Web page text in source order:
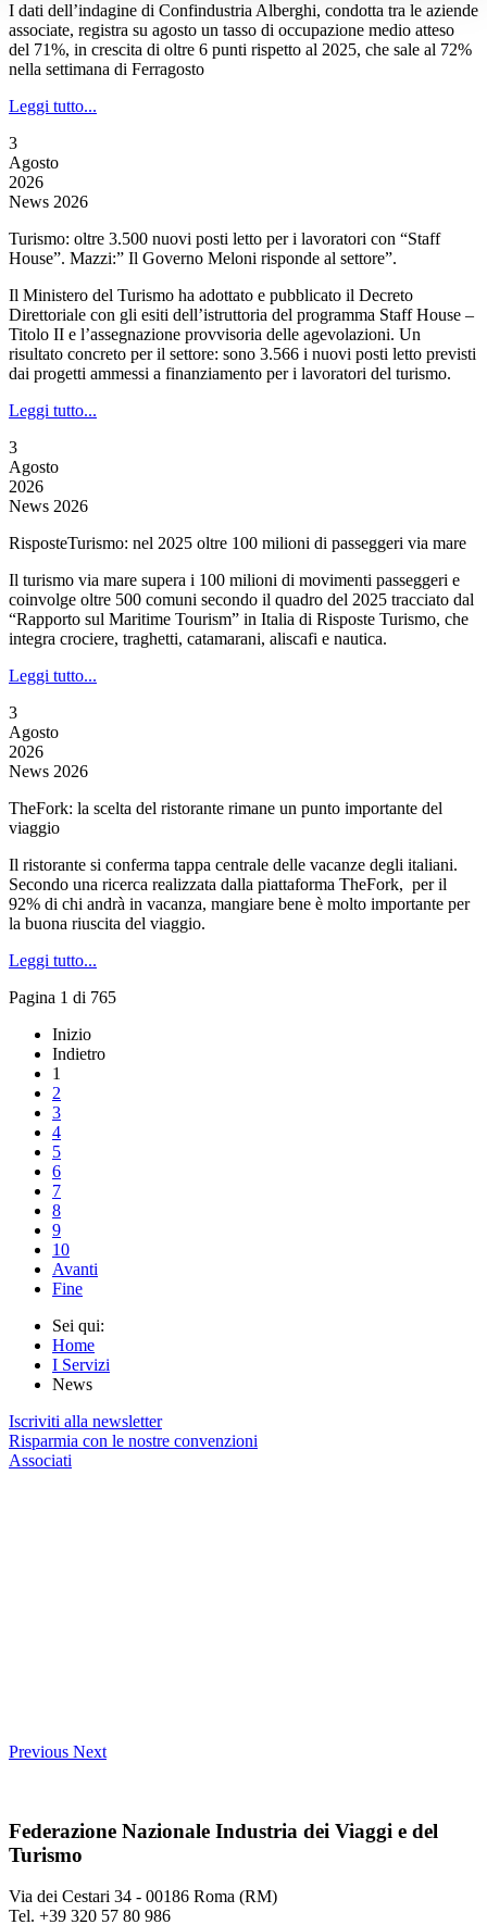
I dati dell’indagine di Confindustria Alberghi, condotta tra le aziende
associate, registra su agosto un tasso di occupazione medio atteso
del 71%, in crescita di oltre 6 punti rispetto al 2025, che sale al 72%
nella settimana di Ferragosto
Leggi tutto...
3
Agosto
2026
News 2026
Turismo: oltre 3.500 nuovi posti letto per i lavoratori con “Staff
House”. Mazzi:” Il Governo Meloni risponde al settore”.
Il Ministero del Turismo ha adottato e pubblicato il Decreto
Direttoriale con gli esiti dell’istruttoria del programma Staff House –
Titolo II e l’assegnazione provvisoria delle agevolazioni. Un
risultato concreto per il settore: sono 3.566 i nuovi posti letto previsti
dai progetti ammessi a finanziamento per i lavoratori del turismo.
Leggi tutto...
3
Agosto
2026
News 2026
RisposteTurismo: nel 2025 oltre 100 milioni di passeggeri via mare
Il turismo via mare supera i 100 milioni di movimenti passeggeri e
coinvolge oltre 500 comuni secondo il quadro del 2025 tracciato dal
“Rapporto sul Maritime Tourism” in Italia di Risposte Turismo, che
integra crociere, traghetti, catamarani, aliscafi e nautica.
Leggi tutto...
3
Agosto
2026
News 2026
TheFork: la scelta del ristorante rimane un punto importante del
viaggio
Il ristorante si conferma tappa centrale delle vacanze degli italiani.
Secondo una ricerca realizzata dalla piattaforma TheFork, per il
92% di chi andrà in vacanza, mangiare bene è molto importante per
la buona riuscita del viaggio.
Leggi tutto...
Pagina 1 di 765
Inizio
Indietro
1
2
3
4
5
6
7
8
9
10
Avanti
Fine
Sei qui:
Home
I Servizi
News
Iscriviti alla newsletter
Risparmia con le nostre convenzioni
Associati
Previous Next
Federazione Nazionale Industria dei Viaggi e del
Turismo
Via dei Cestari 34 - 00186 Roma (RM)
Tel. +39 320 57 80 986